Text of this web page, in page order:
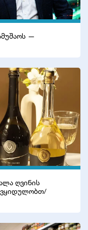
—
ღვინის
ვყიდულობთ/